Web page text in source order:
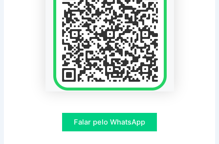
Falar pelo WhatsApp